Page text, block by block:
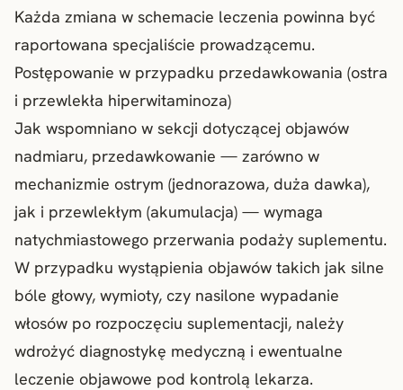
Każda zmiana w schemacie leczenia powinna być
raportowana specjaliście prowadzącemu.
Postępowanie w przypadku przedawkowania (ostra
i przewlekła hiperwitaminoza)
Jak wspomniano w sekcji dotyczącej objawów
nadmiaru, przedawkowanie — zarówno w
mechanizmie ostrym (jednorazowa, duża dawka),
jak i przewlekłym (akumulacja) — wymaga
natychmiastowego przerwania podaży suplementu.
W przypadku wystąpienia objawów takich jak silne
bóle głowy, wymioty, czy nasilone wypadanie
włosów po rozpoczęciu suplementacji, należy
wdrożyć diagnostykę medyczną i ewentualne
leczenie objawowe pod kontrolą lekarza.